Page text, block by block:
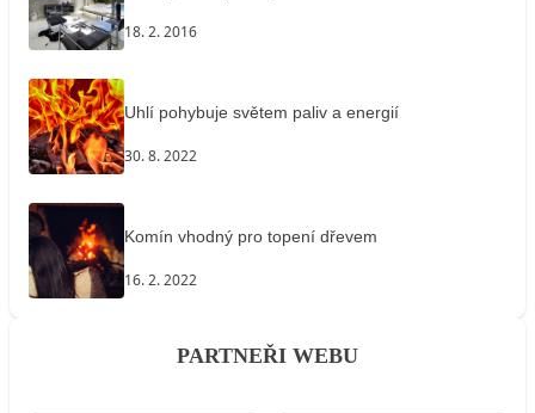
18. 2. 2016
Uhlí pohybuje světem paliv a energií
30. 8. 2022
Komín vhodný pro topení dřevem
16. 2. 2022
PARTNEŘI WEBU